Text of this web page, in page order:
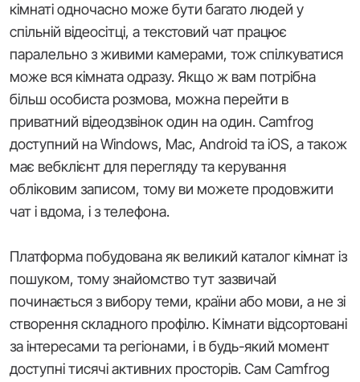
кімнаті одночасно може бути багато людей у
спільній відеосітці, а текстовий чат працює
паралельно з живими камерами, тож спілкуватися
може вся кімната одразу. Якщо ж вам потрібна
більш особиста розмова, можна перейти в
приватний відеодзвінок один на один. Camfrog
доступний на Windows, Mac, Android та iOS, а також
має вебклієнт для перегляду та керування
обліковим записом, тому ви можете продовжити
чат і вдома, і з телефона.
Платформа побудована як великий каталог кімнат із
пошуком, тому знайомство тут зазвичай
починається з вибору теми, країни або мови, а не зі
створення складного профілю. Кімнати відсортовані
за інтересами та регіонами, і в будь-який момент
доступні тисячі активних просторів. Сам Camfrog